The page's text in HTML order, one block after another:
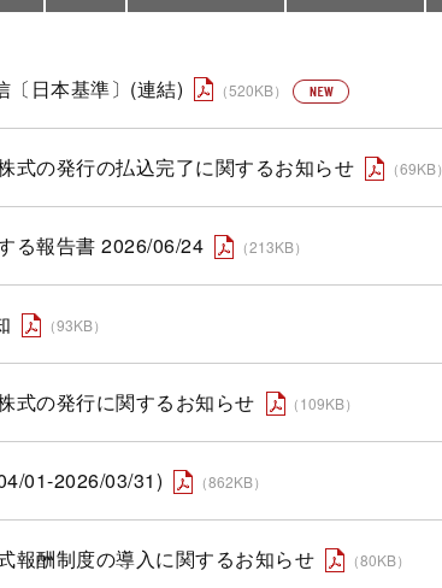
〔日本基準〕(連結) （520KB）
式の発行の払込完了に関するお知らせ （69KB）
る報告書 2026/06/24 （213KB）
（93KB）
式の発行に関するお知らせ （109KB）
01-2026/03/31) （862KB）
報酬制度の導入に関するお知らせ （80KB）